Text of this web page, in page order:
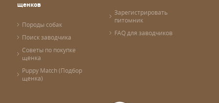
щенков
Породы собак
Поиск заводчика
Советы по покупке
щенка
Puppy Match (Подбор
щенка)
Зарегистрировать
питомник
FAQ для заводчиков